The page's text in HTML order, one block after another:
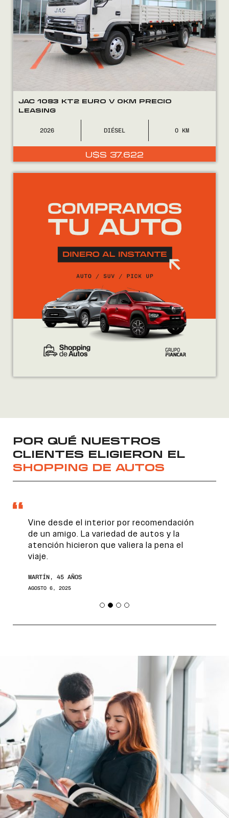
JAC 1083 KT2 EURO V 0KM PRECIO
LEASING
2026 DIÉSEL 0
U$S 37.622
POR QUÉ NUESTROS
CLIENTES ELIGIERON EL
SHOPPING DE AUTOS
Vine desde el interior por recomendación
de un amigo. La variedad de autos y la
atención hicieron que valiera la pena el
viaje.
MARTÍN, 45 AÑOS
AGOSTO 6, 2025